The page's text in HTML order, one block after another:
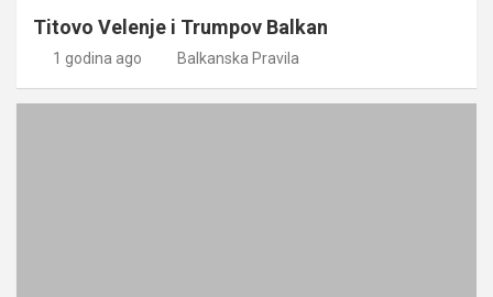
Titovo Velenje i Trumpov Balkan
1 godina ago Balkanska Pravila